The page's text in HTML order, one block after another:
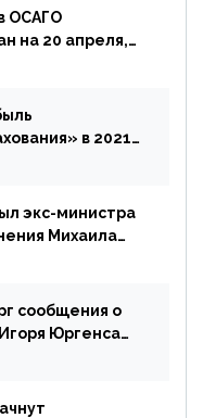
ОСАГО
на 20 апреля,
[дополнено]
в 2021
экс-министра
Михаила
сообщения о
Юргенса